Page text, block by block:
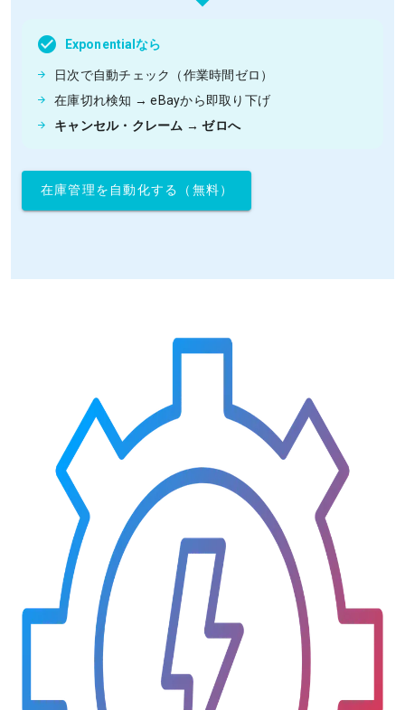
Exponentialなら
日次で自動チェック（作業時間ゼロ）
在庫切れ検知 → eBayから即取り下げ
キャンセル・クレーム → ゼロへ
在庫管理を自動化する（無料）